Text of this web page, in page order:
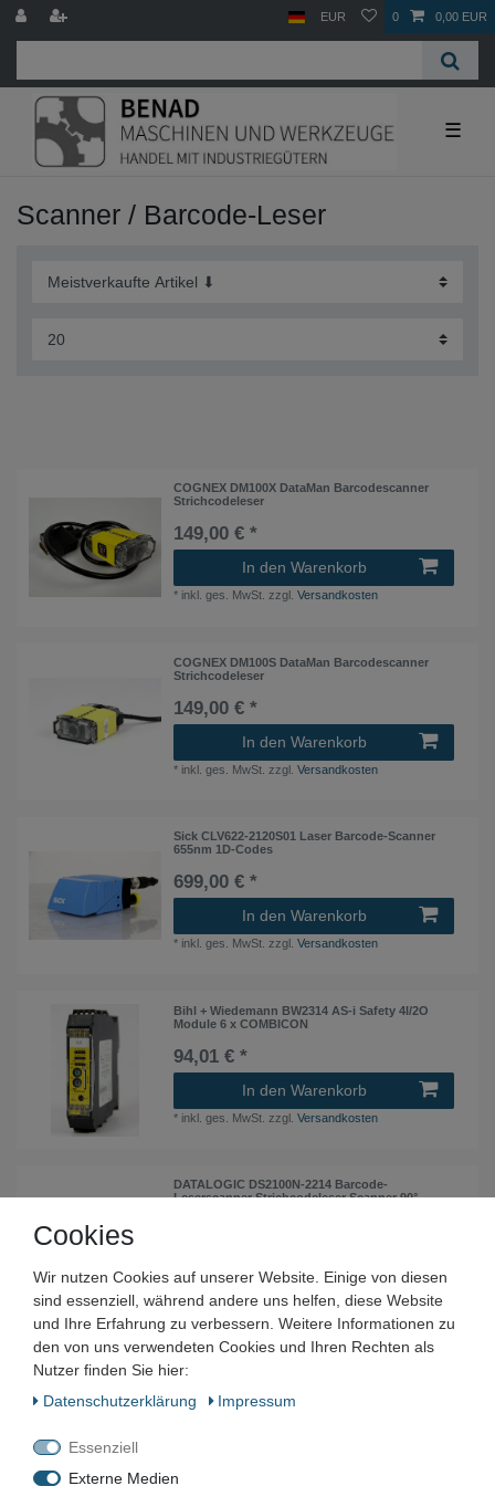
EUR 0 0,00 EUR
☰
Scanner / Barcode-Leser
COGNEX DM100X DataMan Barcodescanner
Strichcodeleser
149,00 € *
In den Warenkorb
* inkl. ges. MwSt. zzgl.Versandkosten
COGNEX DM100S DataMan Barcodescanner
Strichcodeleser
149,00 € *
In den Warenkorb
* inkl. ges. MwSt. zzgl.Versandkosten
Sick CLV622-2120S01 Laser Barcode-Scanner
655nm 1D-Codes
699,00 € *
In den Warenkorb
* inkl. ges. MwSt. zzgl.Versandkosten
Bihl + Wiedemann BW2314 AS-i Safety 4I/2O
Module 6 x COMBICON
94,01 € *
In den Warenkorb
* inkl. ges. MwSt. zzgl.Versandkosten
DATALOGIC DS2100N-2214 Barcode-
Leserscanner Strichcodeleser Scanner 90°
Leserscanner Strichcodeleser
149,00 € *
Cookies
Wir nutzen Cookies auf unserer Website. Einige von diesen
sind essenziell, während andere uns helfen, diese Website
und Ihre Erfahrung zu verbessern. Weitere Informationen zu
den von uns verwendeten Cookies und Ihren Rechten als
Nutzer finden Sie hier:
Daten­schutz­erklärung
Impressum
Essenziell
Externe Medien